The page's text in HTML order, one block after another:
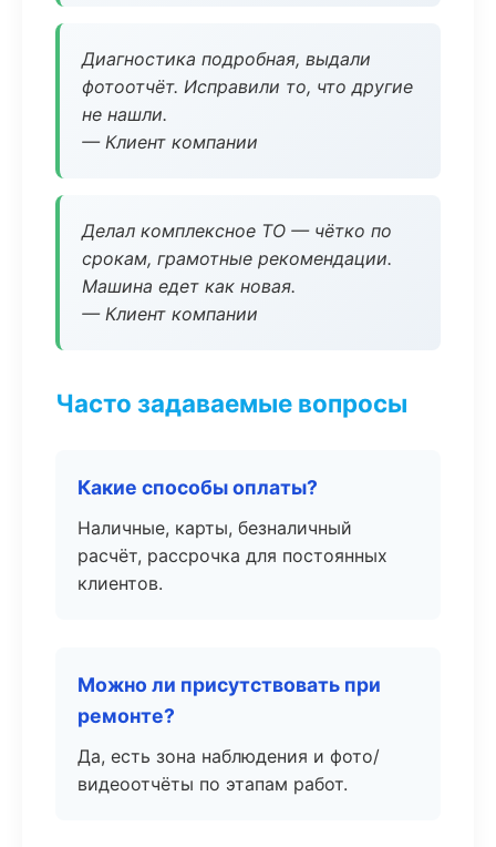
Диагностика подробная, выдали
фотоотчёт. Исправили то, что другие
не нашли.
— Клиент компании
Делал комплексное ТО — чётко по
срокам, грамотные рекомендации.
Машина едет как новая.
— Клиент компании
Часто задаваемые вопросы
Какие способы оплаты?
Наличные, карты, безналичный
расчёт, рассрочка для постоянных
клиентов.
Можно ли присутствовать при
ремонте?
Да, есть зона наблюдения и фото/
видеоотчёты по этапам работ.